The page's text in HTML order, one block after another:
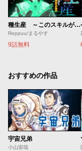
種生産 ～このスキルがチートだとまだ誰も気付いていない～
Reppuu/まるやす
9話無料
おすすめの作品
宇宙兄弟
小山宙哉